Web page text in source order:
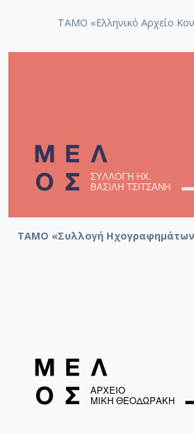
ΤΑΜΟ «Ελληνικό Αρχείο
ΤΑΜΟ «Συλλογή Ηχογραφημάτων